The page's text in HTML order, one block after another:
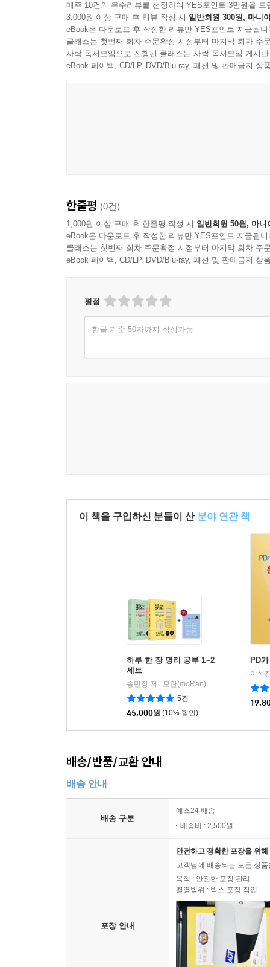
가장 큰 역할일 것입니다. 우리는 모두 같은 하늘
의 삶도 헛되이 태어나지 않았다는 사실입니다.
혹여 지금 이 삶의 현장이 겨울이라면, 그 겨울
있다. 그리고 혹여 지금이 겨울이라면, 그 겨울 또
살아가는 지혜를 이야기해주는 책이자, 미래를
책이다.
삶의 한복판에서 길을 잃은 사람에게 다시 방향을
매주 10건의 우수리뷰를 선정하여 YES포인트 3만원을 드
3,000원 이상 구매 후 리뷰 작성 시 일반회원 300원, 마니
eBook은 다운로드 후 작성한 리뷰만 YES포인트 지급됩니
클래스는 첫번째 회차 주문확정 시점부터 마지막 회차 주
사락 독서모임으로 진행된 클래스는 사락 독서모임 게시
eBook 페이백, CD/LP, DVD/Blu-ray, 패션 및 판매금지 상
한줄평 (0건)
1,000원 이상 구매 후 한줄평 작성 시 일반회원 50원, 마니
eBook은 다운로드 후 작성한 리뷰만 YES포인트 지급됩니
클래스는 첫번째 회차 주문확정 시점부터 마지막 회차 주
eBook 페이백, CD/LP, DVD/Blu-ray, 패션 및 판매금지 상
평점
한글 기준 50자까지 작성가능
이 책을 구입하신 분들이 산 분야 연관 책
하루 한 장 명리 공부 1~2
세트
송민정 저
모란(moRan)
5건
45,000원 (10% 할인)
PD
이석
배송/반품/교환 안내
배송 안내
배송 구분
예스24 배송
배송비 : 2,500원
포장 안내
안전하고 정확한 포장을 위
고객님께 배송되는 모든 상
목적 : 안전한 포장 관리
촬영범위 : 박스 포장 작업